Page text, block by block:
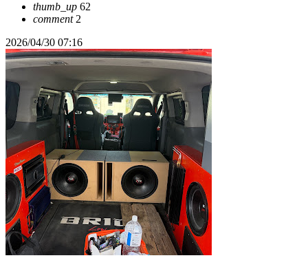
thumb_up 62
comment2
2026/04/30 07:16